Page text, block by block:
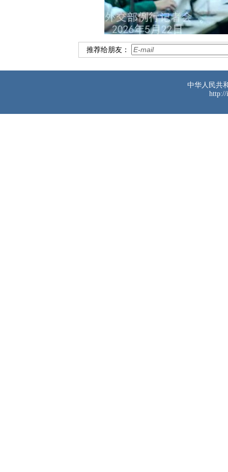
推荐给朋友：
中华人民共
http://